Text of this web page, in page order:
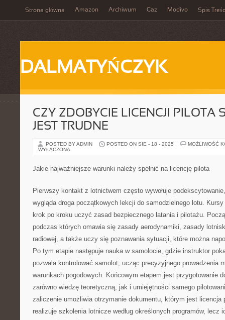
Strona główna Amazon Archiwum Gaz Modivo Spis
DALMATYŃCZYK
CZY ZDOBYCIE LICENCJI PILOTA
JEST TRUDNE
POSTED BY ADMIN POSTED ON SIE - 18 - 2025
MOŻLIWOŚĆ
WYŁĄCZONA
Jakie najważniejsze warunki należy spełnić na licencję pilota
Pierwszy kontakt z lotnictwem często wywołuje
wygląda droga początkowych lekcji do samodzielnego lotu.
krok po kroku uczyć zasad bezpiecznego latania i pilotażu.
podczas których omawia się zasady aerodynamiki, zasady
radiowej, a także uczy się poznawania sytuacji, które można
Po tym etapie następuje nauka w samolocie, gdzie instruktor
pozwala kontrolować samolot, ucząc precyzyjnego prowadzenia
warunkach pogodowych. Końcowym etapem jest przygotowanie
zarówno wiedzę teoretyczną, jak i umiejętności samego
zaliczenie umożliwia otrzymanie dokumentu, którym jest licencja
realizuje szkolenia lotnicze według określonych programów, lecz